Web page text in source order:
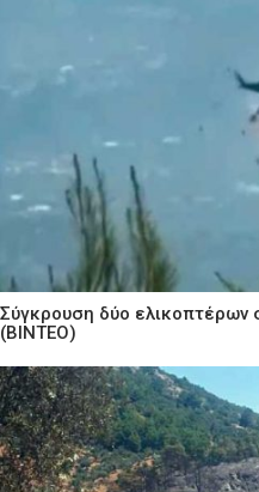
Σύγκρουση δύο ελικοπτέρων
(ΒΙΝΤΕΟ)